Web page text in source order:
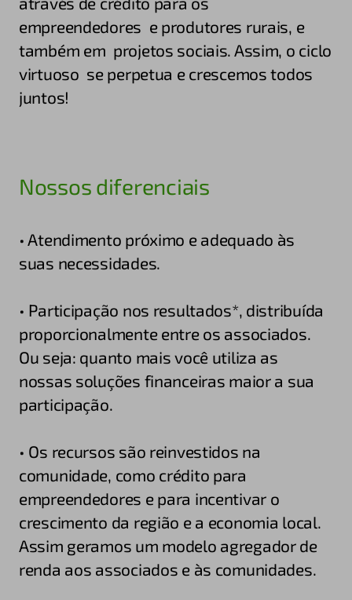
empreendedores e produtores rurais, e
também em projetos sociais. Assim, o ciclo
virtuoso se perpetua e crescemos todos
juntos!
Nossos diferenciais
• Atendimento próximo e adequado às
suas necessidades.
• Participação nos resultados*, distribuída
proporcionalmente entre os associados.
Ou seja: quanto mais você utiliza as
nossas soluções financeiras maior a sua
participação.
• Os recursos são reinvestidos na
comunidade, como crédito para
empreendedores e para incentivar o
crescimento da região e a economia local.
Assim geramos um modelo agregador de
renda aos associados e às comunidades.